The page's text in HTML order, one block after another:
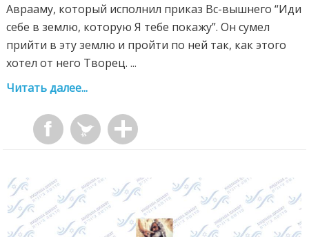
Аврааму, который исполнил приказ Вс-вышнего “Иди
себе в землю, которую Я тебе покажу”. Он сумел
прийти в эту землю и пройти по ней так, как этого
хотел от него Творец. ...
Читать далее...